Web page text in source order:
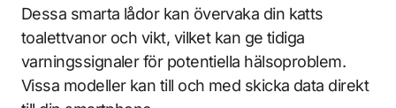
Dessa smarta lådor kan övervaka din katts
toalettvanor och vikt, vilket kan ge tidiga
varningssignaler för potentiella hälsoproblem.
Vissa modeller kan till och med skicka data direkt